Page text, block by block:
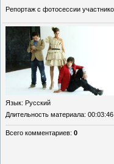
Репортаж с фотосессии
Язык: Русский
Длительность материала: 00:03:46
Всего комментариев: 0